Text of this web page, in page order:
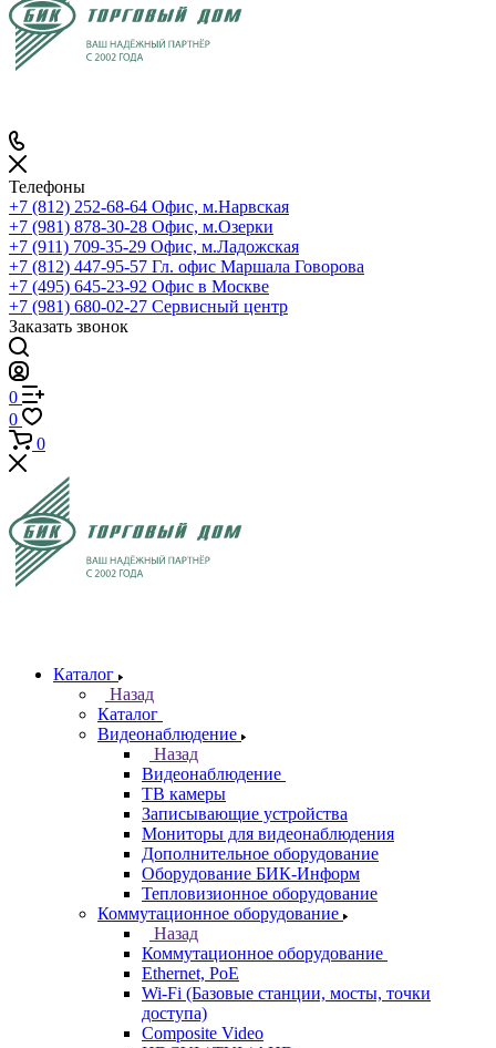
Телефоны
+7 (812) 252-68-64 Офис, м.Нарвская
+7 (981) 878-30-28 Офис, м.Озерки
+7 (911) 709-35-29 Офис, м.Ладожская
+7 (812) 447-95-57 Гл. офис Маршала Говорова
+7 (495) 645-23-92 Офис в Москве
+7 (981) 680-02-27 Сервисный центр
Заказать звонок
0
0
0
Каталог
Назад
Каталог
Видеонаблюдение
Назад
Видеонаблюдение
ТВ камеры
Записывающие устройства
Мониторы для видеонаблюдения
Дополнительное оборудование
Оборудование БИК-Информ
Тепловизионное оборудование
Коммутационное оборудование
Назад
Коммутационное оборудование
Ethernet, PoE
Wi-Fi (Базовые станции, мосты, точки
доступа)
Composite Video